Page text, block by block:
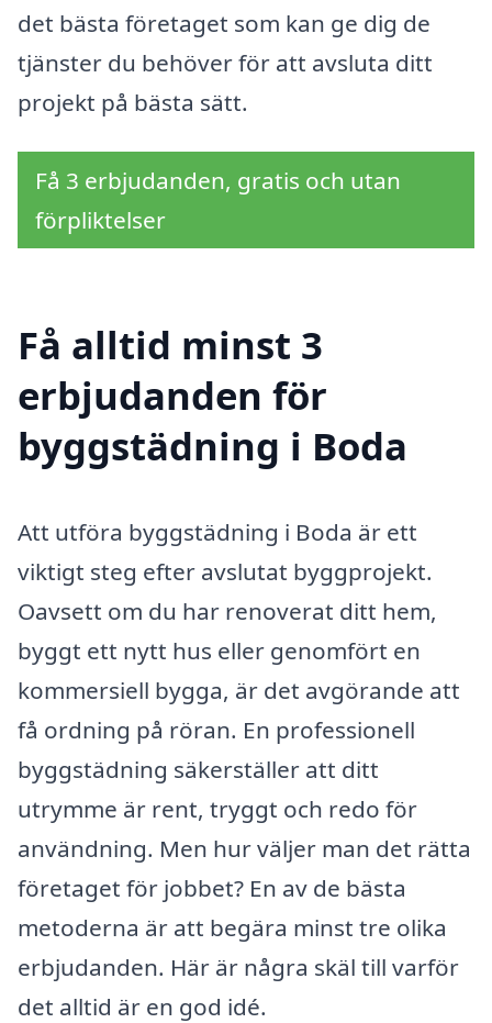
det bästa företaget som kan ge dig de
tjänster du behöver för att avsluta ditt
projekt på bästa sätt.
Få 3 erbjudanden, gratis och utan
förpliktelser
Få alltid minst 3
erbjudanden för
byggstädning i Boda
Att utföra byggstädning i Boda är ett
viktigt steg efter avslutat byggprojekt.
Oavsett om du har renoverat ditt hem,
byggt ett nytt hus eller genomfört en
kommersiell bygga, är det avgörande att
få ordning på röran. En professionell
byggstädning säkerställer att ditt
utrymme är rent, tryggt och redo för
användning. Men hur väljer man det rätta
företaget för jobbet? En av de bästa
metoderna är att begära minst tre olika
erbjudanden. Här är några skäl till varför
det alltid är en god idé.